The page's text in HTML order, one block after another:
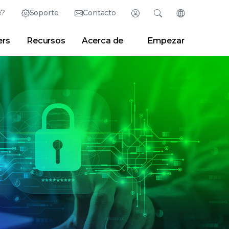
Soporte Contacto Inicio de sesión
Partner Portal Developer Portal
Buscar
Sala de prensa Blogs
Cambiar
English (Inglés)
Deutsch (Alemán)
Español (Español)
Français (Francés)
Português (Portugués)
Recursos Acerca de Empezar